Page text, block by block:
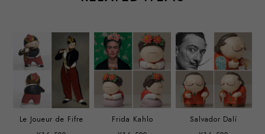
Le Joueur de Fifre
Frida Kahlo
Salvador Dalí